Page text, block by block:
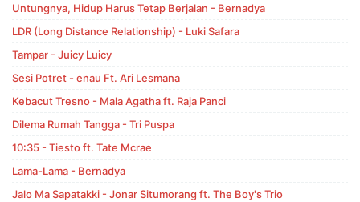
Untungnya, Hidup Harus Tetap Berjalan - Bernadya
LDR (Long Distance Relationship) - Luki Safara
Tampar - Juicy Luicy
Sesi Potret - enau Ft. Ari Lesmana
Kebacut Tresno - Mala Agatha ft. Raja Panci
Dilema Rumah Tangga - Tri Puspa
10:35 - Tiesto ft. Tate Mcrae
Lama-Lama - Bernadya
Jalo Ma Sapatakki - Jonar Situmorang ft. The Boy's Trio